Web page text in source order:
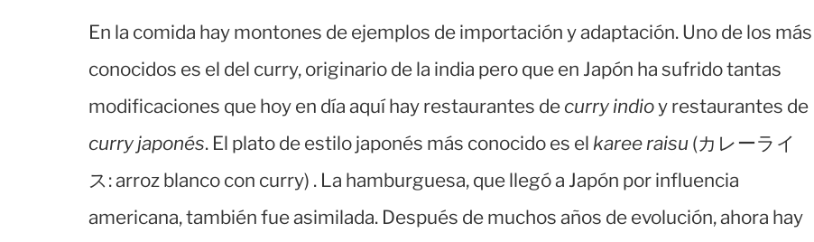
En la comida hay montones de ejemplos de importación y adaptación. Uno de los más
conocidos es el del curry, originario de la india pero que en Japón ha sufrido tantas
modificaciones que hoy en día aquí hay restaurantes de curry indioy restaurantes de
curry japonés. El plato de estilo japonés más conocido es el karee raisu(カレーライ
ス: arroz blanco con curry) . La hamburguesa, que llegó a Japón por influencia
americana, también fue asimilada. Después de muchos años de evolución, ahora hay